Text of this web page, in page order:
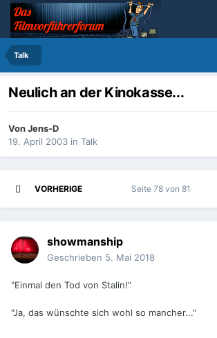
Talk
Neulich an der Kinokasse...
VonJens-D
19. April 2003 in Talk
VORHERIGE Seite 78 von 81
showmanship
Geschrieben 5. Mai 2018
"Einmal den Tod von Stalin!"
"Ja, das wünschte sich wohl so mancher..."